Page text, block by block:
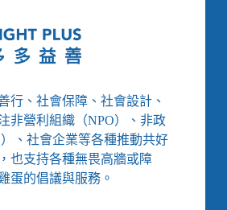
行、社會保障、社會設計、
非營利組織（NPO）、非政
、社會企業等各種推動共好
也支持各種無畏高牆或障
蛋的倡議與服務。